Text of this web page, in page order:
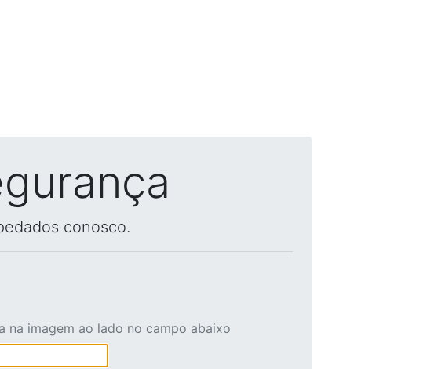
conosco.
na imagem ao lado no campo abaixo